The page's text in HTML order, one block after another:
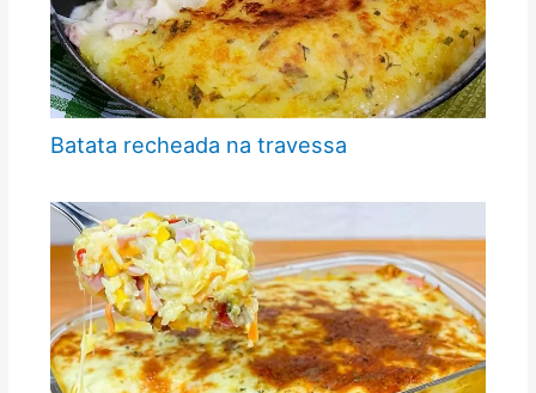
Batata recheada na travessa